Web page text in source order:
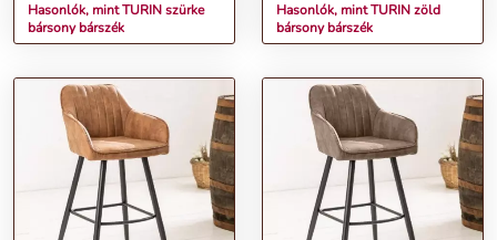
Hasonlók, mint TURIN szürke
bársony bárszék
Hasonlók, mint TURIN zöld
bársony bárszék